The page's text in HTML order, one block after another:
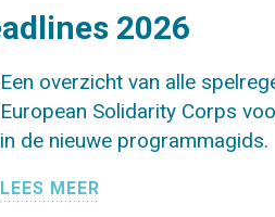
2026
Een overzicht van alle
European Solidarity Corps
in de nieuwe programmagids.
LEES MEER